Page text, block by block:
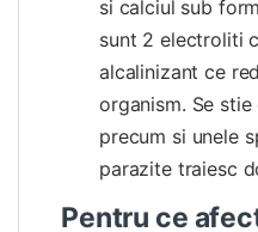
si calciul sub
sunt 2 electroliti
alcalinizant ce
organism. Se
precum si unele
parazite traiesc
Pentru ce